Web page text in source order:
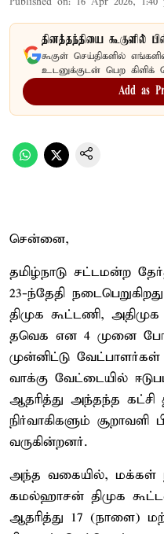
தினத்தந்தியை கூகுளில்
கூகுள் செய்திகளில்
உடனுக்குடன் பெற கிளிக்
Add as
சென்னை,
தமிழ்நாடு சட்டமன்ற
23-ந்தேதி
திமுக கூட்டணி,
தவெக என 4 முனை
முன்னிட்டு
வாக்கு வேட்டையில்
ஆதரித்து அந்தந்த
நிர்வாகிகளும் சூறாவளி
வருகின்றனர்.
அந்த வகையில், மக்கள்
கமல்ஹாசன் திமுக
ஆதரித்து 17 (நாளை)